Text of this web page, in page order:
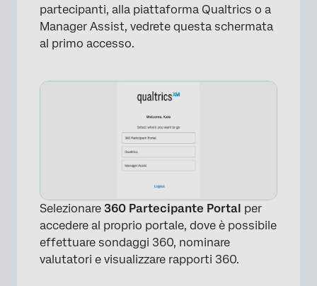
partecipanti, alla piattaforma Qualtrics o a
Manager Assist, vedrete questa schermata
al primo accesso.
Selezionare 360 Partecipante Portal per
accedere al proprio portale, dove è possibile
effettuare sondaggi 360, nominare
valutatori e visualizzare rapporti 360.